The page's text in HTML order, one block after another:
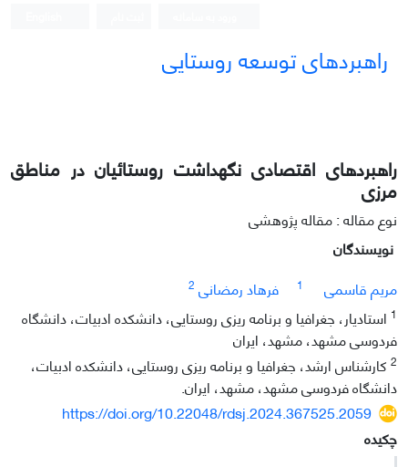
راهبردهای توسعه روستایی
راهبردهای اقتصادی نگهداشت روستائیان در مناطق
مرزی
نوع مقاله : مقاله پژوهشی
نویسندگان
مریم قاسمی
1 فرهاد رمضانی 2
1 استادیار، جغرافیا و برنامه ریزی روستایی، دانشکده ادبیات، دانشگاه
فردوسی مشهد، مشهد، ایران
2 کارشناس ارشد، جغرافیا و برنامه ریزی روستایی، دانشکده ادبیات،
دانشگاه فردوسی مشهد، مشهد، ایران.
https://doi.org/10.22048/rdsj.2024.367525.2059
چکیده